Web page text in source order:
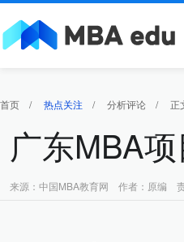
首页 / 热点关注 / 分析评论 / 正
广东MBA
来源：中国MBA教育网 作者：原编